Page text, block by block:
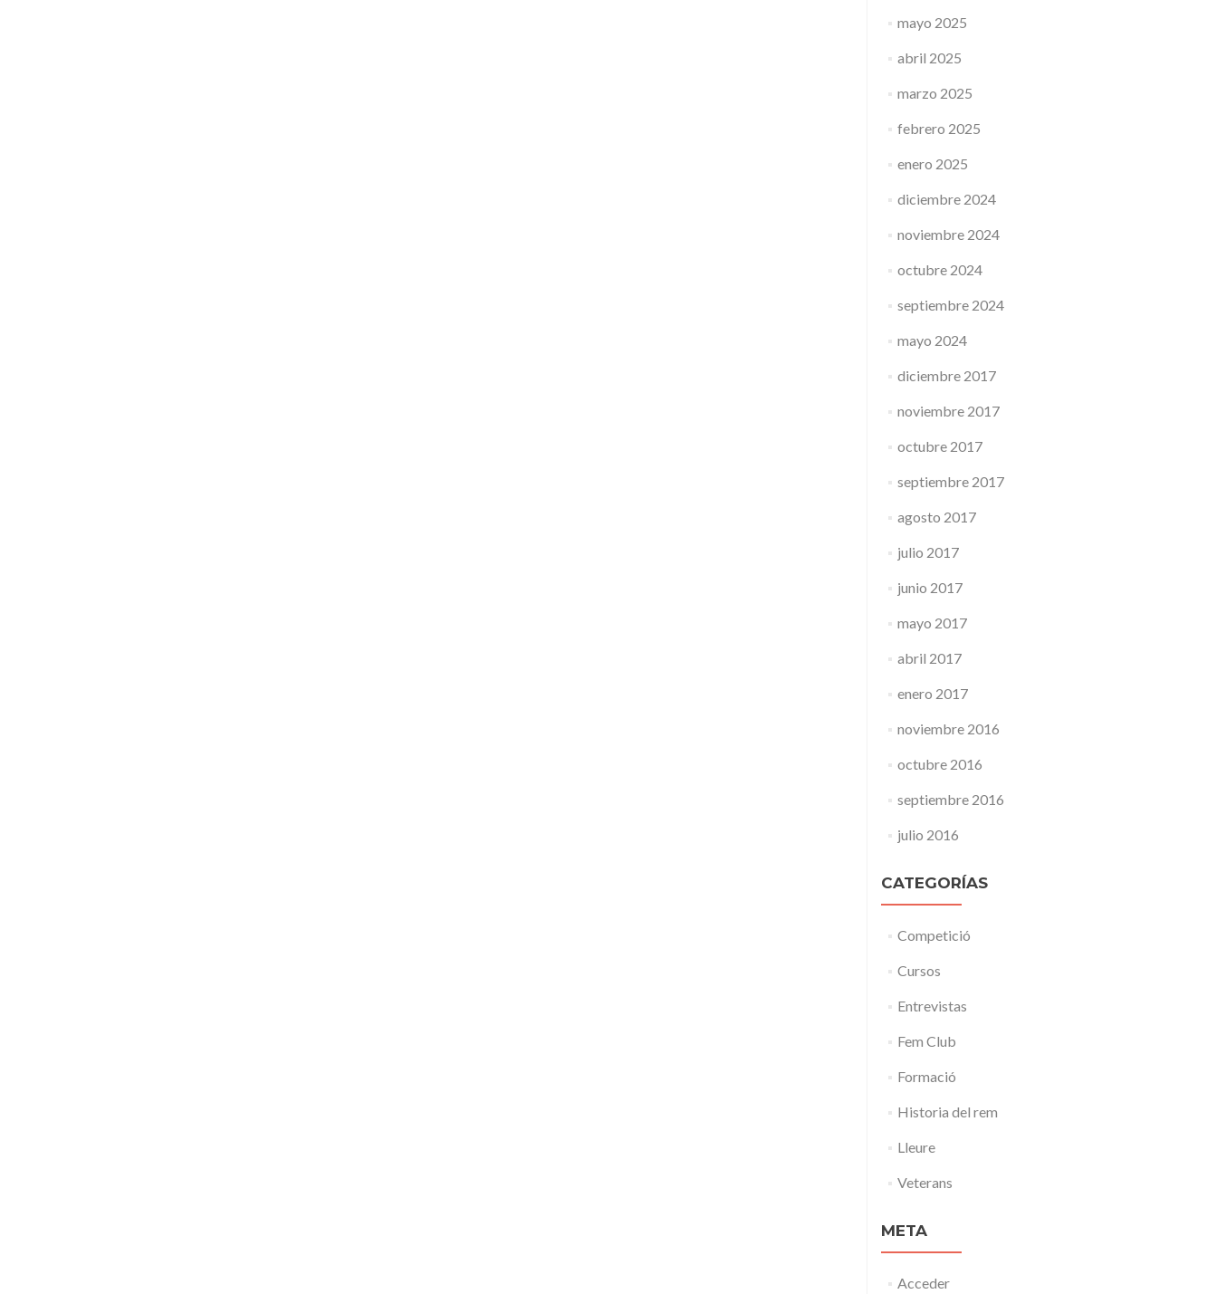
mayo 2025
abril 2025
marzo 2025
febrero 2025
enero 2025
diciembre 2024
noviembre 2024
octubre 2024
septiembre 2024
mayo 2024
diciembre 2017
noviembre 2017
octubre 2017
septiembre 2017
agosto 2017
julio 2017
junio 2017
mayo 2017
abril 2017
enero 2017
noviembre 2016
octubre 2016
septiembre 2016
julio 2016
CATEGORÍAS
Competició
Cursos
Entrevistas
Fem Club
Formació
Historia del rem
Lleure
Veterans
META
Acceder